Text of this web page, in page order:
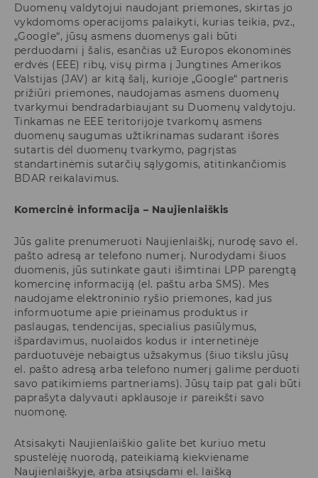
Duomenų valdytojui naudojant priemones, skirtas jo
vykdomoms operacijoms palaikyti, kurias teikia, pvz.,
„Google“, jūsų asmens duomenys gali būti
perduodami į šalis, esančias už Europos ekonominės
erdvės (EEE) ribų, visų pirma į Jungtines Amerikos
Valstijas (JAV) ar kitą šalį, kurioje „Google“ partneris
prižiūri priemones, naudojamas asmens duomenų
tvarkymui bendradarbiaujant su Duomenų valdytoju.
Tinkamas ne EEE teritorijoje tvarkomų asmens
duomenų saugumas užtikrinamas sudarant išorės
sutartis dėl duomenų tvarkymo, pagrįstas
standartinėmis sutarčių sąlygomis, atitinkančiomis
BDAR reikalavimus.
Komercinė informacija – Naujienlaiškis
Jūs galite prenumeruoti Naujienlaiškį, nurodę savo el.
pašto adresą ar telefono numerį. Nurodydami šiuos
duomenis, jūs sutinkate gauti išimtinai LPP parengtą
komercinę informaciją (el. paštu arba SMS). Mes
naudojame elektroninio ryšio priemones, kad jus
informuotume apie prieinamus produktus ir
paslaugas, tendencijas, specialius pasiūlymus,
išpardavimus, nuolaidos kodus ir internetinėje
parduotuvėje nebaigtus užsakymus (šiuo tikslu jūsų
el. pašto adresą arba telefono numerį galime perduoti
savo patikimiems partneriams). Jūsų taip pat gali būti
paprašyta dalyvauti apklausoje ir pareikšti savo
nuomonę.
Atsisakyti Naujienlaiškio galite bet kuriuo metu
spustelėję nuorodą, pateikiamą kiekviename
Naujienlaiškyje, arba atsiųsdami el. laišką